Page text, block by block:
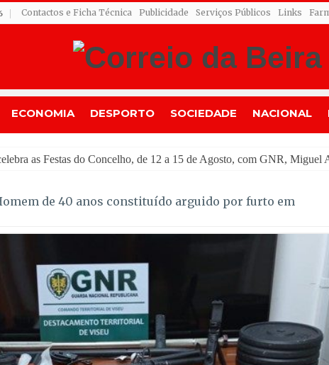
Contactos e Ficha Técnica Publicidade Serviços Públicos Links
ECONOMIA DESPORTO SOCIEDADE NACIONAL
Gouveia desmantelou
de 40 anos constituído arguido por furto em